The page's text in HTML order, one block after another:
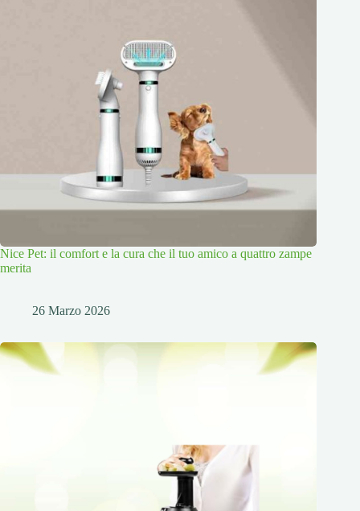
Nice Pet: il comfort e la cura che il tuo amico a quattro zampe
merita
26 Marzo 2026